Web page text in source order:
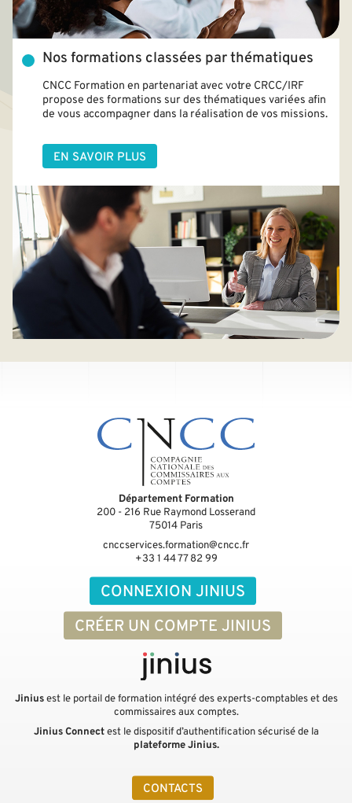
Nos formations classées par thématiques
CNCC Formation en partenariat avec votre CRCC/IRF
propose des formations sur des thématiques variées afin
de vous accompagner dans la réalisation de vos missions.
EN SAVOIR PLUS
CONNEXION JINIUS
CRÉER UN COMPTE JINIUS
CONTACTS
Département Formation
200 - 216 Rue Raymond Losserand
75014 Paris
cnccservices.formation@cncc.fr
+33 1 44 77 82 99
Jiniusest le portail de formation intégré des experts-comptables et des
commissaires aux comptes.
Jinius Connectest le dispositif d’authentification sécurisé de la
plateforme Jinius.